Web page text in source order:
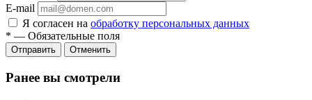
E-mail
Я согласен на обработку персональных данных
* — Обязательные поля
Отменить
Ранее вы смотрели